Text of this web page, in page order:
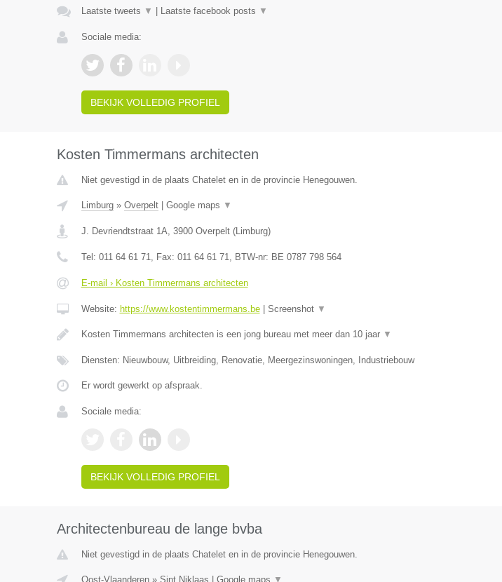
Laatste tweets ▼ Laatste facebook posts ▼
Sociale media:
BEKIJK VOLLEDIG PROFIEL
Kosten Timmermans architecten
Niet gevestigd in de plaats Chatelet en in de provincie Henegouwen.
Limburg» Overpelt| Google maps ▼
J. Devriendtstraat 1A, 3900 Overpelt(Limburg)
Tel: 011 64 61 71, Fax: 011 64 61 71, BTW-nr: BE 0787 798 564
E-mail › Kosten Timmermans architecten
Website: https://www.kostentimmermans.be| Screenshot ▼
Kosten Timmermans architecten is een jong bureau met meer dan 10 jaar ▼
Diensten: Nieuwbouw, Uitbreiding, Renovatie, Meergezinswoningen, Industriebouw
Er wordt gewerkt op afspraak.
Sociale media:
BEKIJK VOLLEDIG PROFIEL
Architectenbureau de lange bvba
Niet gevestigd in de plaats Chatelet en in de provincie Henegouwen.
Oost-Vlaanderen» Sint Niklaas Google maps ▼